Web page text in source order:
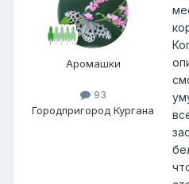
Аромашки
93
Городпригород Кургана